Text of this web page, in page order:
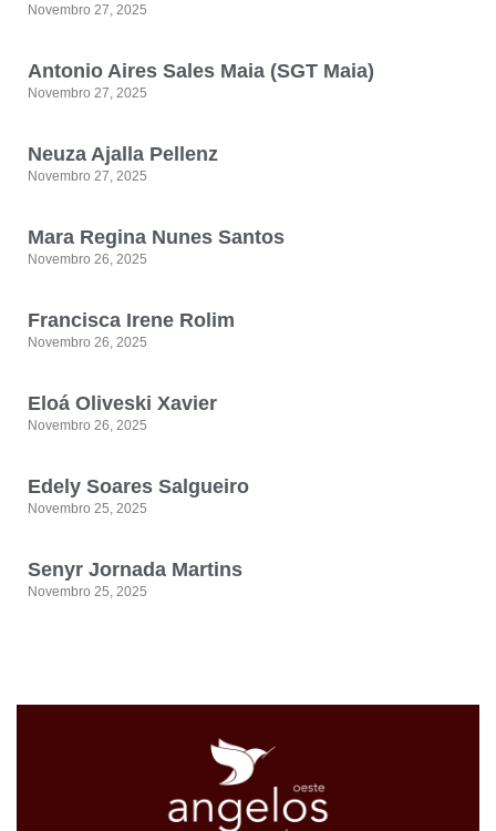
Novembro 27, 2025
Antonio Aires Sales Maia (SGT Maia)
Novembro 27, 2025
Neuza Ajalla Pellenz
Novembro 27, 2025
Mara Regina Nunes Santos
Novembro 26, 2025
Francisca Irene Rolim
Novembro 26, 2025
Eloá Oliveski Xavier
Novembro 26, 2025
Edely Soares Salgueiro
Novembro 25, 2025
Senyr Jornada Martins
Novembro 25, 2025